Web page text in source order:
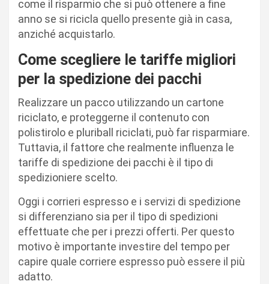
come il risparmio che si può ottenere a fine
anno se si ricicla quello presente già in casa,
anziché acquistarlo.
Come scegliere le tariffe migliori
per la spedizione dei pacchi
Realizzare un pacco utilizzando un cartone
riciclato, e proteggerne il contenuto con
polistirolo e pluriball riciclati, può far risparmiare.
Tuttavia, il fattore che realmente influenza le
tariffe di spedizione dei pacchi è il tipo di
spedizioniere scelto.
Oggi i corrieri espresso e i servizi di spedizione
si differenziano sia per il tipo di spedizioni
effettuate che per i prezzi offerti. Per questo
motivo è importante investire del tempo per
capire quale corriere espresso può essere il più
adatto.